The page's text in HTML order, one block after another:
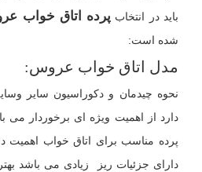
باید در انتخاب پرده اتاق خواب
شده است:
مدل اتاق خواب عروس:
نحوه چیدمان و دکوراسیون سایر
دارد از اهمیت ویژه ای برخوردار می
پرده مناسب برای اتاق خواب اهمیت
دارای جزئیات ریز زیادی می باشد